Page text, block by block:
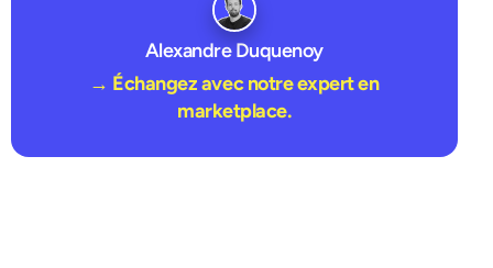
Alexandre Duquenoy
→ Échangez avec notre expert en
marketplace.​